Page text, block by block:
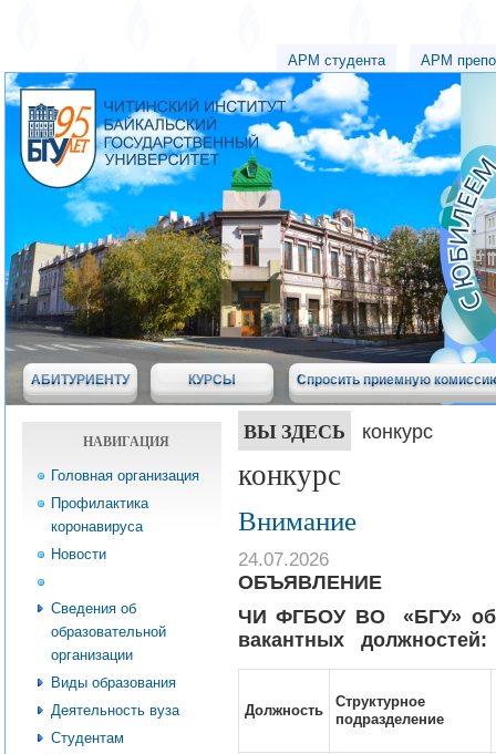
АРМ студента АРМ
АБИТУРИЕНТУ КУРСЫ Спросить приемную
НАВИГАЦИЯ
Головная организация
Профилактика
коронавируса
Новости
Сведения об
образовательной
организации
Виды образования
Деятельность вуза
Студентам
ВЫ ЗДЕСЬ конкурс
конкурс
Внимание
24.07.2026
ОБЪЯВЛЕНИЕ
ЧИ ФГБОУ ВО «БГУ»
вакантных должностей:
Должность
Структурное
подразделение